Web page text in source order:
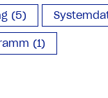
(5)
(1)